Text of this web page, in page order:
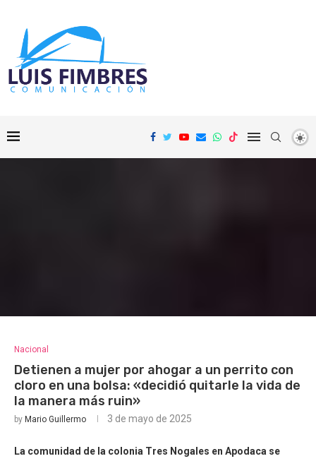
Nacional
Detienen a mujer por ahogar a un perrito con
cloro en una bolsa: «decidió quitarle la vida de
la manera más ruin»
by Mario Guillermo 3 de mayo de 2025
La comunidad de la colonia Tres Nogales en Apodaca se